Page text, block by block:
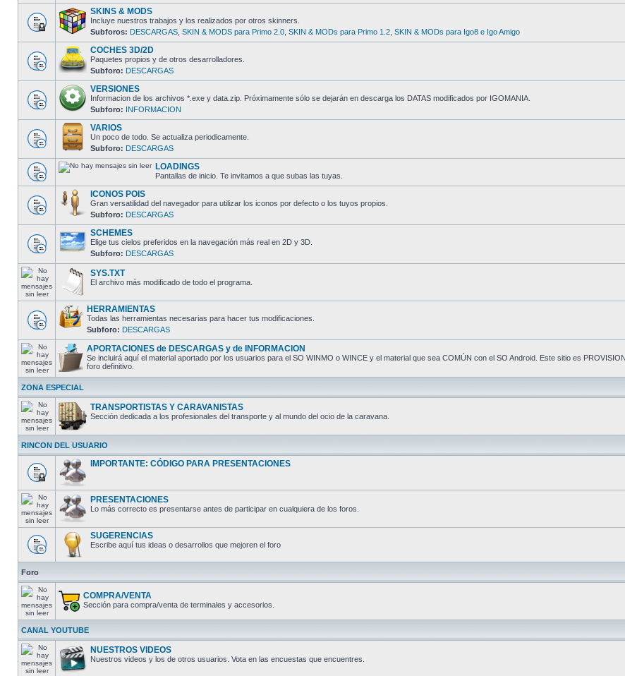
SKINS & MODS
Incluye nuestros trabajos y los realizados por otros skinners.
Subforos: DESCARGAS SKIN & MODS para Primo 2.0 SKIN & MODs para Primo 1.2 SKIN & MODs para Igo8 e Igo Amigo
COCHES 3D/2D
Paquetes propios y de otros desarrolladores.
Subforo: DESCARGAS
VERSIONES
Informacion de los archivos *.exe y data.zip. Próximamente sólo se dejarán en descarga los DATAS modificados por IGOMANIA.
Subforo: INFORMACION
VARIOS
Un poco de todo. Se actualiza periodicamente.
Subforo: DESCARGAS
LOADINGS
Pantallas de inicio. Te invitamos a que subas las tuyas.
ICONOS POIS
Gran versatilidad del navegador para utilizar los iconos por defecto o los tuyos propios.
Subforo: DESCARGAS
SCHEMES
Elige tus cielos preferidos en la navegación más real en 2D y 3D.
Subforo: DESCARGAS
SYS.TXT
El archivo más modificado de todo el programa.
HERRAMIENTAS
Todas las herramientas necesarias para hacer tus modificaciones.
Subforo: DESCARGAS
APORTACIONES de DESCARGAS y de INFORMACION
Se incluirá aquí el material aportado por los usuarios para el SO WINMO o WINCE y el material que sea COMÚN con el SO Android. Este sitio es
foro definitivo.
ZONA ESPECIAL
TRANSPORTISTAS Y CARAVANISTAS
Sección dedicada a los profesionales del transporte y al mundo del ocio de la caravana.
RINCON DEL USUARIO
IMPORTANTE: CÓDIGO PARA PRESENTACIONES
PRESENTACIONES
Lo más correcto es presentarse antes de participar en cualquiera de los foros.
SUGERENCIAS
Escribe aquí tus ideas o desarrollos que mejoren el foro
Foro
COMPRA/VENTA
Sección para compra/venta de terminales y accesorios.
CANAL YOUTUBE
NUESTROS VIDEOS
Nuestros videos y los de otros usuarios. Vota en las encuestas que encuentres.